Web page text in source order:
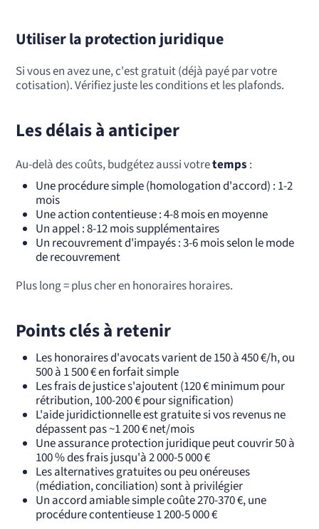
Utiliser la protection juridique
Si vous en avez une, c'est gratuit (déjà payé par votre
cotisation). Vérifiez juste les conditions et les plafonds.
Les délais à anticiper
Au-delà des coûts, budgétez aussi votretemps :
Une procédure simple (homologation d'accord) : 1-2
mois
Une action contentieuse : 4-8 mois en moyenne
Un appel : 8-12 mois supplémentaires
Un recouvrement d'impayés : 3-6 mois selon le mode
de recouvrement
Plus long = plus cher en honoraires horaires.
Points clés à retenir
Les honoraires d'avocats varient de 150 à 450 €/h, ou
500 à 1 500 € en forfait simple
Les frais de justice s'ajoutent (120 € minimum pour
rétribution, 100-200 € pour signification)
L'aide juridictionnelle est gratuite si vos revenus ne
dépassent pas ~1 200 € net/mois
Une assurance protection juridique peut couvrir 50 à
100 % des frais jusqu'à 2 000-5 000 €
Les alternatives gratuites ou peu onéreuses
(médiation, conciliation) sont à privilégier
Un accord amiable simple coûte 270-370 €, une
procédure contentieuse 1 200-5 000 €